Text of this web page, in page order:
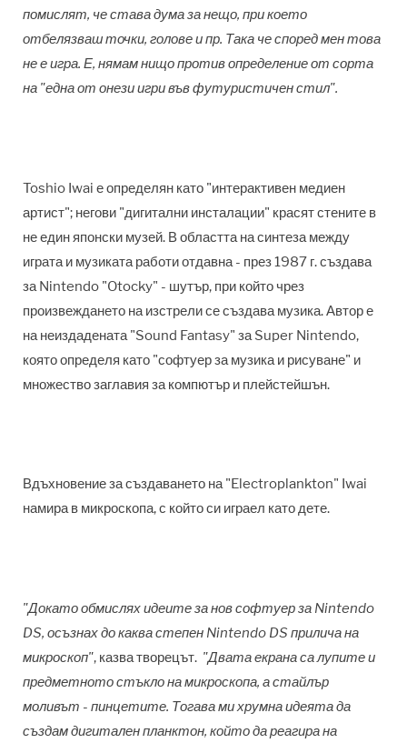
помислят, че става дума за нещо, при което
отбелязваш точки, голове и пр. Така че според мен това
не е игра. Е, нямам нищо против определение от сорта
на "една от онези игри във футуристичен стил".
Toshio Iwai е определян като "интерактивен медиен
артист"; негови "дигитални инсталации" красят стените в
не един японски музей. В областта на синтеза между
играта и музиката работи отдавна - през 1987 г. създава
за Nintendo "Otocky" - шутър, при който чрез
произвеждането на изстрели се създава музика. Автор е
на неиздадената "Sound Fantasy" за Super Nintendo,
която определя като "софтуер за музика и рисуване" и
множество заглавия за компютър и плейстейшън.
Вдъхновение за създаването на "Electroplankton" Iwai
намира в микроскопа, с който си играел като дете.
"Докато обмислях идеите за нов софтуер за Nintendo
DS, осъзнах до каква степен Nintendo DS прилича на
микроскоп", казва творецът. "Двата екрана са лупите и
предметното стъкло на микроскопа, а стайлър
моливът - пинцетите. Тогава ми хрумна идеята да
създам дигитален планктон, който да реагира на